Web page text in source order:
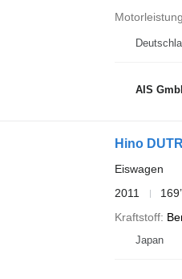
Motorleistung
AIS
Hino
Eiswagen
2011
Kraftstoff
Japan